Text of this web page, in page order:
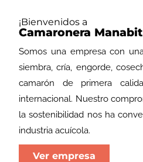
¡Bienvenidos a
Camaronera
Somos una empresa con
siembra, cría, engorde,
camarón de primera
internacional. Nuestro
la sostenibilidad nos ha
industria acuícola.
Ver empresa